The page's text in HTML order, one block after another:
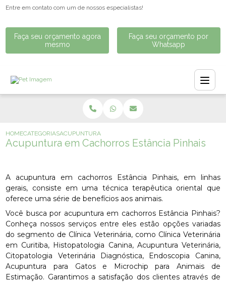
Entre em contato com um de nossos especialistas!
Faça seu orçamento agora
mesmo
Faça seu orçamento por
Whatsapp
HOMECATEGORIASACUPUNTURA EM CACHORROS ESTÂNCIA PINHAIS
Acupuntura em Cachorros Estância Pinhais
A acupuntura em cachorros Estância Pinhais, em linhas
gerais, consiste em uma técnica terapêutica oriental que
oferece uma série de benefícios aos animais.
Você busca por acupuntura em cachorros Estância Pinhais?
Conheça nossos serviços entre eles estão opções variadas
do segmento de Clínica Veterinária, como Clínica Veterinária
em Curitiba, Histopatologia Canina, Acupuntura Veterinária,
Citopatologia Veterinária Diagnóstica, Endoscopia Canina,
Acupuntura para Gatos e Microchip para Animais de
Estimação. Garantimos a satisfação dos clientes através de